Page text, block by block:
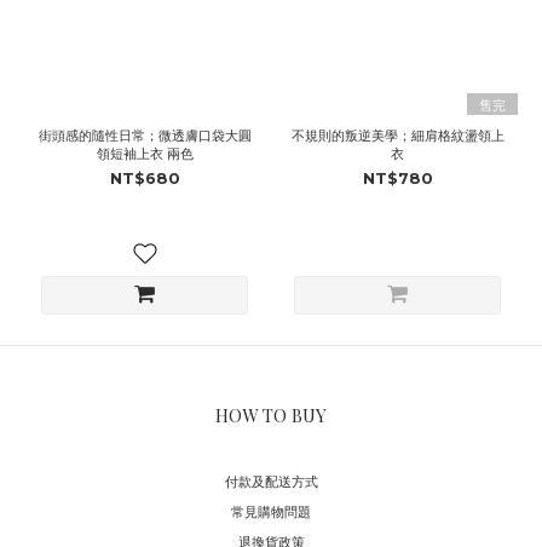
街頭感的隨性日常；微透膚口袋大圓
領短袖上衣 兩色
NT$680
售完
不規則的叛逆美學；細肩格紋盪領上
衣
NT$780
HOW TO BUY
付款及配送方式
常見購物問題
退換貨政策